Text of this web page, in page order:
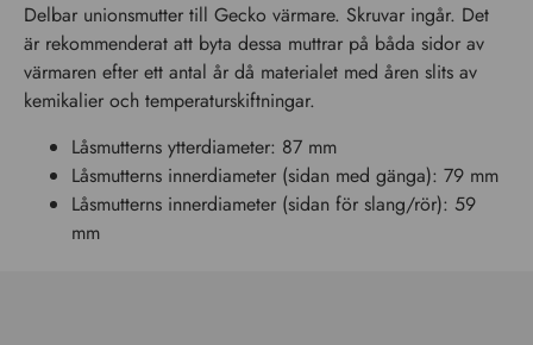
Delbar unionsmutter till Gecko värmare. Skruvar ingår. Det
är rekommenderat att byta dessa muttrar på båda sidor av
värmaren efter ett antal år då materialet med åren slits av
kemikalier och temperaturskiftningar.
Låsmutterns ytterdiameter: 87 mm
Låsmutterns innerdiameter (sidan med gänga): 79 mm
Låsmutterns innerdiameter (sidan för slang/rör): 59
mm